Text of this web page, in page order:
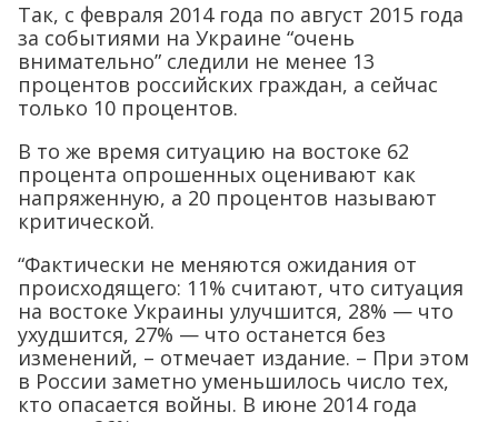
Так, с февраля 2014 года по август 2015 года
за событиями на Украине “очень
внимательно” следили не менее 13
процентов российских граждан, а сейчас
только 10 процентов.
В то же время ситуацию на востоке 62
процента опрошенных оценивают как
напряженную, а 20 процентов называют
критической.
“Фактически не меняются ожидания от
происходящего: 11% считают, что ситуация
на востоке Украины улучшится, 28% — что
ухудшится, 27% — что останется без
изменений, – отмечает издание. – При этом
в России заметно уменьшилось число тех,
кто опасается войны. В июне 2014 года